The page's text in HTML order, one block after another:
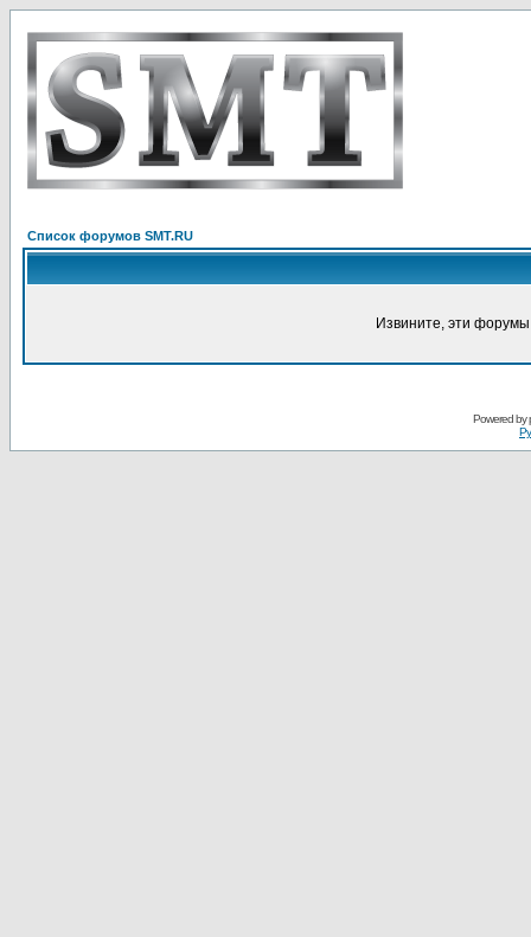
Список форумов SMT.RU
Извините, эти
Powered by